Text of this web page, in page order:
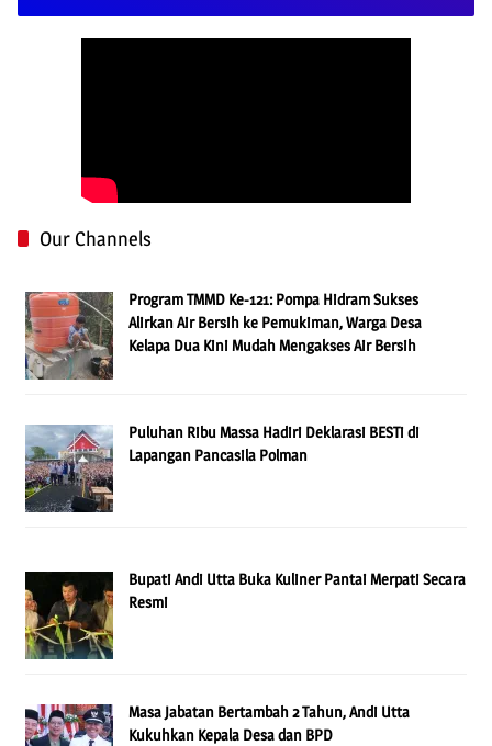
Our Channels
Program TMMD Ke-121: Pompa Hidram Sukses
Alirkan Air Bersih ke Pemukiman, Warga Desa
Kelapa Dua Kini Mudah Mengakses Air Bersih
Puluhan Ribu Massa Hadiri Deklarasi BESTi di
Lapangan Pancasila Polman
Bupati Andi Utta Buka Kuliner Pantai Merpati Secara
Resmi
Masa Jabatan Bertambah 2 Tahun, Andi Utta
Kukuhkan Kepala Desa dan BPD